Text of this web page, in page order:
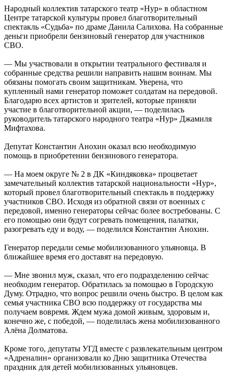
Народный коллектив татарского театр «Нур» в областном
Центре татарской культуры провел благотворительный
спектакль «Судьба» по драме Данила Салихова. На собранные
деньги приобрели бензиновый генератор для участников
СВО.
— Мы участвовали в открытии театрального фестиваля и
собранные средства решили направить нашим воинам. Мы
обязаны помогать своим защитникам. Уверена, что
купленный нами генератор поможет солдатам на передовой.
Благодарю всех артистов и зрителей, которые приняли
участие в благотворительной акции, — поделилась
руководитель татарского народного театра «Нур» Джамиля
Мифтахова.
Депутат Константин Анохин оказал всю необходимую
помощь в приобретении бензинового генератора.
— На моем округе № 2 в ДК «Киндяковка» процветает
замечательный коллектив татарской национальности «Нур»,
который провел благотворительный спектакль в поддержку
участников СВО. Исходя из обратной связи от военных с
передовой, именно генераторы сейчас более востребованы. С
его помощью они будут согревать помещения, палатки,
разогревать еду и воду, — поделился Константин Анохин.
Генератор передали семье мобилизованного ульяновца. В
ближайшее время его доставят на передовую.
— Мне звонил муж, сказал, что его подразделению сейчас
необходим генератор. Обратилась за помощью в Городскую
Думу. Отрадно, что вопрос решили очень быстро. В целом как
семья участника СВО всю поддержку от государства мы
получаем вовремя. Ждем мужа домой живым, здоровым и,
конечно же, с победой, — поделилась жена мобилизованного
Алёна Долматова.
Кроме того, депутаты УГД вместе с развлекательным центром
«Адреналин» организовали ко Дню защитника Отечества
праздник для детей мобилизованных ульяновцев.